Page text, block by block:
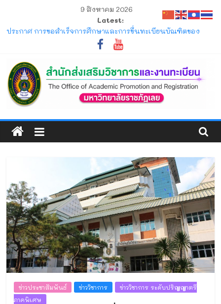
content
9 สิงหาคม 2026
Latest:
ประกาศ การขอสำเร็จการศึกษาและการขึ้นทะเบียนบัณฑิตของ
นักศึกษาภาคปกติ ที่คาดว่าจะสำเร็จการศึกษาในภาคการศึกษาที่
โครงการ มหกรรมวิชาการเปิดบ้าน LRU ครั้งที่ 4 มหาวิทยาลัย
ราชภัฏเลย (LRU OpenHouse 2026)
แจ้ง ขอให้นักศึกษาภาคปกติ ตรวจสอบตารางสอบกลางภาค ภาค
การศึกษาที่ 1/2569
ประกาศ รับสมัครและรับรายงานตัวนักศึกษาใหม่ ระดับปริญญาตรี
ภาคปกติ (รอบมหกรรมวิชาการ) ประจำปีการศึกษา 2570
ประกาศ ให้นักศึกษาระดับปริญญาตรี ที่เข้าศึกษาปีการศึกษา 2569
สำนัก
ส่ง
เสริม
วิชาการ
และ
งาน
ทะเบียน
ข่าวประชาสัมพันธ์ ข่าววิชาการ
ข่าววิชาการ ระดับปริญญาตรี
ภาคพิเศษ